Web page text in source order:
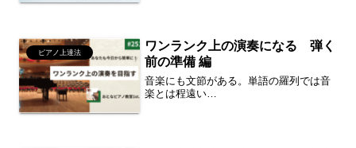
ピアノ上達法
ワンランク上の演奏になる 弾く
前の準備 編
音楽にも文節がある。単語の羅列では音
楽とは程遠い…